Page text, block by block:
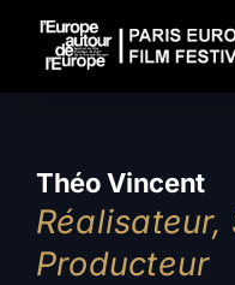
Passer
Théo Vincent
Réalisateur,
Producteur